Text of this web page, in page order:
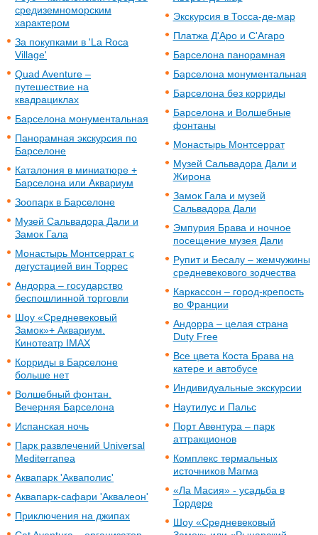
средиземноморским
характером
За покупками в 'La Roca
Village'
Quad Aventure –
путешествие на
квадрациклах
Барселона монументальная
Панорамная экскурсия по
Барселоне
Каталония в миниатюре +
Барселона или Аквариум
Зоопарк в Барселоне
Музей Сальвадора Дали и
Замок Гала
Монастырь Монтсеррат с
дегустацией вин Торрес
Андорра – государство
беспошлинной торговли
Шоу «Средневековый
Замок»+ Аквариум.
Кинотеатр IMAX
Корриды в Барселоне
больше нет
Волшебный фонтан.
Вечерняя Барселона
Испанская ночь
Парк развлечений Universal
Mediterranea
Аквапарк 'Акваполис'
Аквапарк-сафари 'Аквалеон'
Приключения на джипах
Экскурсия в Тосса-де-мар
Платжа Д'Аро и С'Агаро
Барселона панорамная
Барселона монументальная
Барселона без корриды
Барселона и Волшебные
фонтаны
Монастырь Монтсеррат
Музей Сальвадора Дали и
Жирона
Замок Гала и музей
Сальвадора Дали
Эмпурия Брава и ночное
посещение музея Дали
Рупит и Бесалу – жемчужины
средневекового зодчества
Каркассон – город-крепость
во Франции
Андорра – целая страна
Duty Free
Все цвета Коста Брава на
катере и автобусе
Индивидуальные экскурсии
Наутилус и Пальс
Порт Авентура – парк
аттракционов
Комплекс термальных
источников Магма
«Ла Масия» - усадьба в
Тордере
Шоу «Средневековый